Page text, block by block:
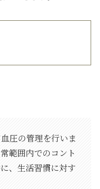
圧の管理を行いま
範囲内でのコント
、生活習慣に対す